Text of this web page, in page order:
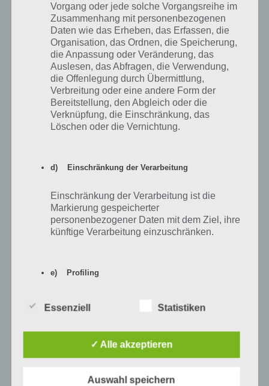
WEITERLESEN: 1 2 3
Auf WhatsApp teilen Teilen auf Facebook
Tweet auf Twitter
KOMMENTARE
Vorgang oder jede solche Vorgangsreihe im
Zusammenhang mit personenbezogenen
Daten wie das Erheben, das Erfassen, die
Organisation, das Ordnen, die Speicherung,
die Anpassung oder Veränderung, das
Auslesen, das Abfragen, die Verwendung,
die Offenlegung durch Übermittlung,
Verbreitung oder eine andere Form der
Bereitstellung, den Abgleich oder die
Verknüpfung, die Einschränkung, das
Löschen oder die Vernichtung.
d) Einschränkung der Verarbeitung
Einschränkung der Verarbeitung ist die
Markierung gespeicherter
personenbezogener Daten mit dem Ziel, ihre
künftige Verarbeitung einzuschränken.
e) Profiling
Verarbeitung personenbezogener Daten, die
werden, um bestimmte persönliche Aspekte,
die sich auf eine natürliche Person beziehen,
Essenziell Statistiken
✓ Alle akzeptieren
Auswahl speichern